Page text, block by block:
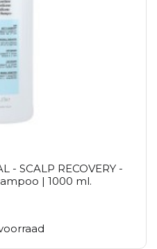
- SCALP RECOVERY -
| 1000 ml.